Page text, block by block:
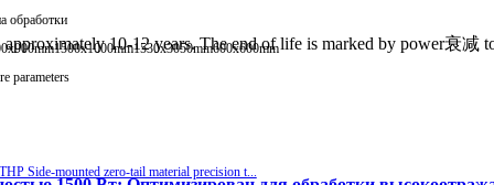
обработки
1500x1000mm1530x3050mm600x600mm
parameters
10-12 years. The end of life is marked by power衰减